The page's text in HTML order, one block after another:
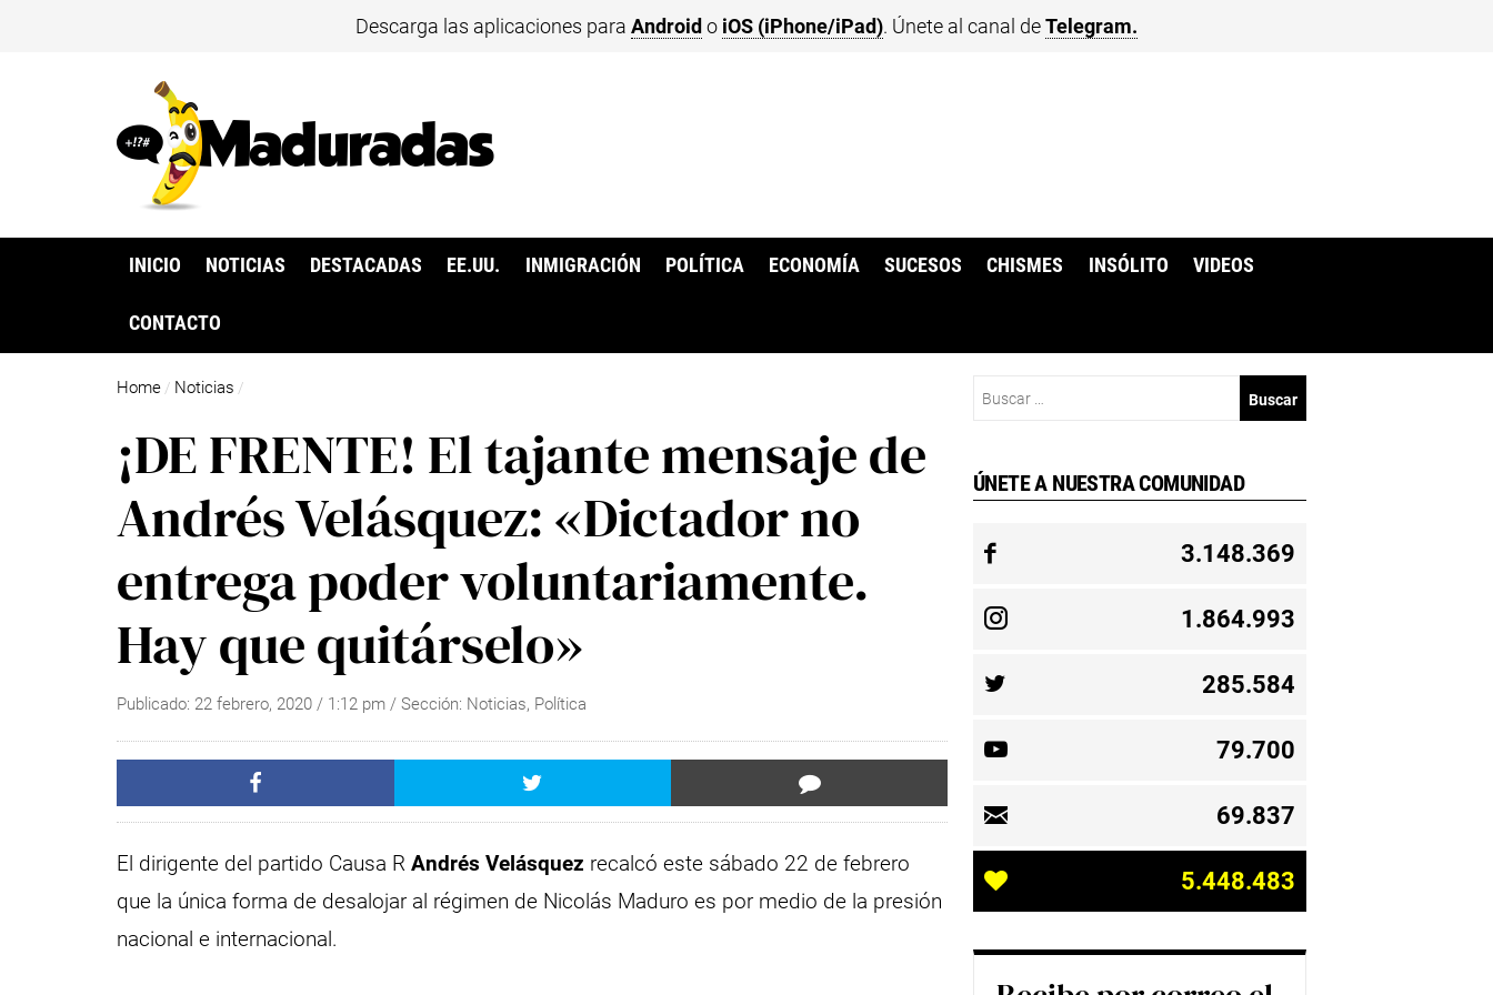
Descarga las aplicaciones para Android o iOS (iPhone/iPad). Únete al canal deTelegram.
INICIO NOTICIAS DESTACADAS EE.UU. INMIGRACIÓN POLÍTICA ECONOMÍA SUCESOS CHISMES INSÓLITO VIDEOS
CONTACTO
Home / Noticias /
¡DE FRENTE! El tajante mensaje de
Andrés Velásquez: «Dictador no
entrega poder voluntariamente.
Hay que quitárselo»
Publicado: 22 febrero, 2020 / 1:12 pm/ Sección: Noticias, Política
El dirigente del partido Causa RAndrés Velásquez recalcó este sábado 22 de febrero
que la única forma de desalojar al régimen de Nicolás Maduro es por medio de la presión
nacional e internacional.
ÚNETE A NUESTRA COMUNIDAD
3.148.369
1.864.993
285.584
79.700
69.837
5.448.483